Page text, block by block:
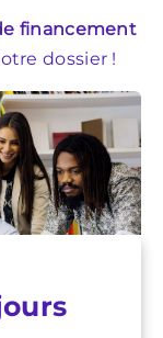
financement
dossier !